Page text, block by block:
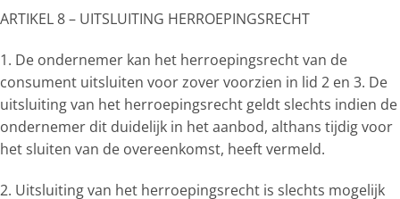
ARTIKEL 8 – UITSLUITING HERROEPINGSRECHT
1. De ondernemer kan het herroepingsrecht van de
consument uitsluiten voor zover voorzien in lid 2 en 3. De
uitsluiting van het herroepingsrecht geldt slechts indien de
ondernemer dit duidelijk in het aanbod, althans tijdig voor
het sluiten van de overeenkomst, heeft vermeld.
2. Uitsluiting van het herroepingsrecht is slechts mogelijk